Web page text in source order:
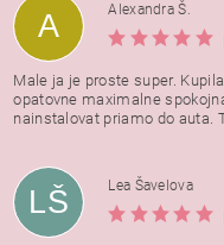
A
Alexandra Š.
Male ja je proste super.
opatovne maximalne
nainstalovat priamo do auta.
LŠ
Lea Šavelova